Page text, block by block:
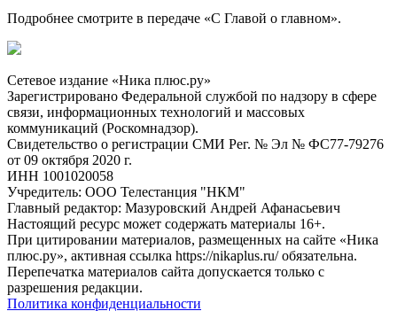
Подробнее смотрите в передаче «С Главой о главном».
Сетевое издание «Ника плюс.ру»
Зарегистрировано Федеральной службой по надзору в сфере
связи, информационных технологий и массовых
коммуникаций (Роскомнадзор).
Свидетельство о регистрации СМИ Рег. № Эл № ФС77-79276
от 09 октября 2020 г.
ИНН 1001020058
Учредитель: ООО Телестанция "НКМ"
Главный редактор: Мазуровский Андрей Афанасьевич
Настоящий ресурс может содержать материалы 16+.
При цитировании материалов, размещенных на сайте «Ника
плюс.ру», активная ссылка https://nikaplus.ru/ обязательна.
Перепечатка материалов сайта допускается только с
разрешения редакции.
Политика конфиденциальности